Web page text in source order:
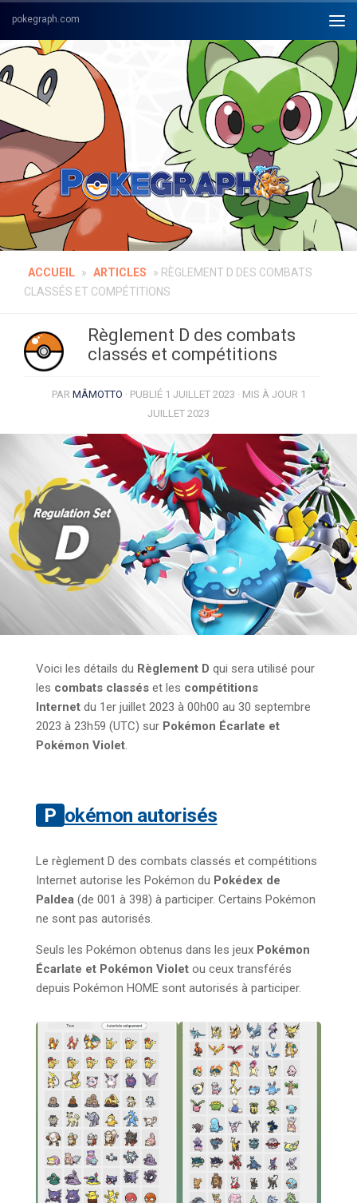
Skip to content
ACCUEIL » ARTICLES » RÈGLEMENT D DES COMBATS
CLASSÉS ET COMPÉTITIONS
Règlement D des combats
classés et compétitions
PAR MÂMOTTO · PUBLIÉ 1 JUILLET 2023 · MIS À JOUR 1
JUILLET 2023
Voici les détails du Règlement D qui sera utilisé pour
les combats classés et les compétitions
Internet du 1er juillet 2023 à 00h00 au 30 septembre
2023 à 23h59 (UTC) sur Pokémon Écarlate et
Pokémon Violet.
Pokémon autorisés
Le règlement D des combats classés et compétitions
Internet autorise les Pokémon du Pokédex de
Paldea (de 001 à 398) à participer. Certains Pokémon
ne sont pas autorisés.
Seuls les Pokémon obtenus dans les jeux Pokémon
Écarlate et Pokémon Violet ou ceux transférés
depuis Pokémon HOME sont autorisés à participer.